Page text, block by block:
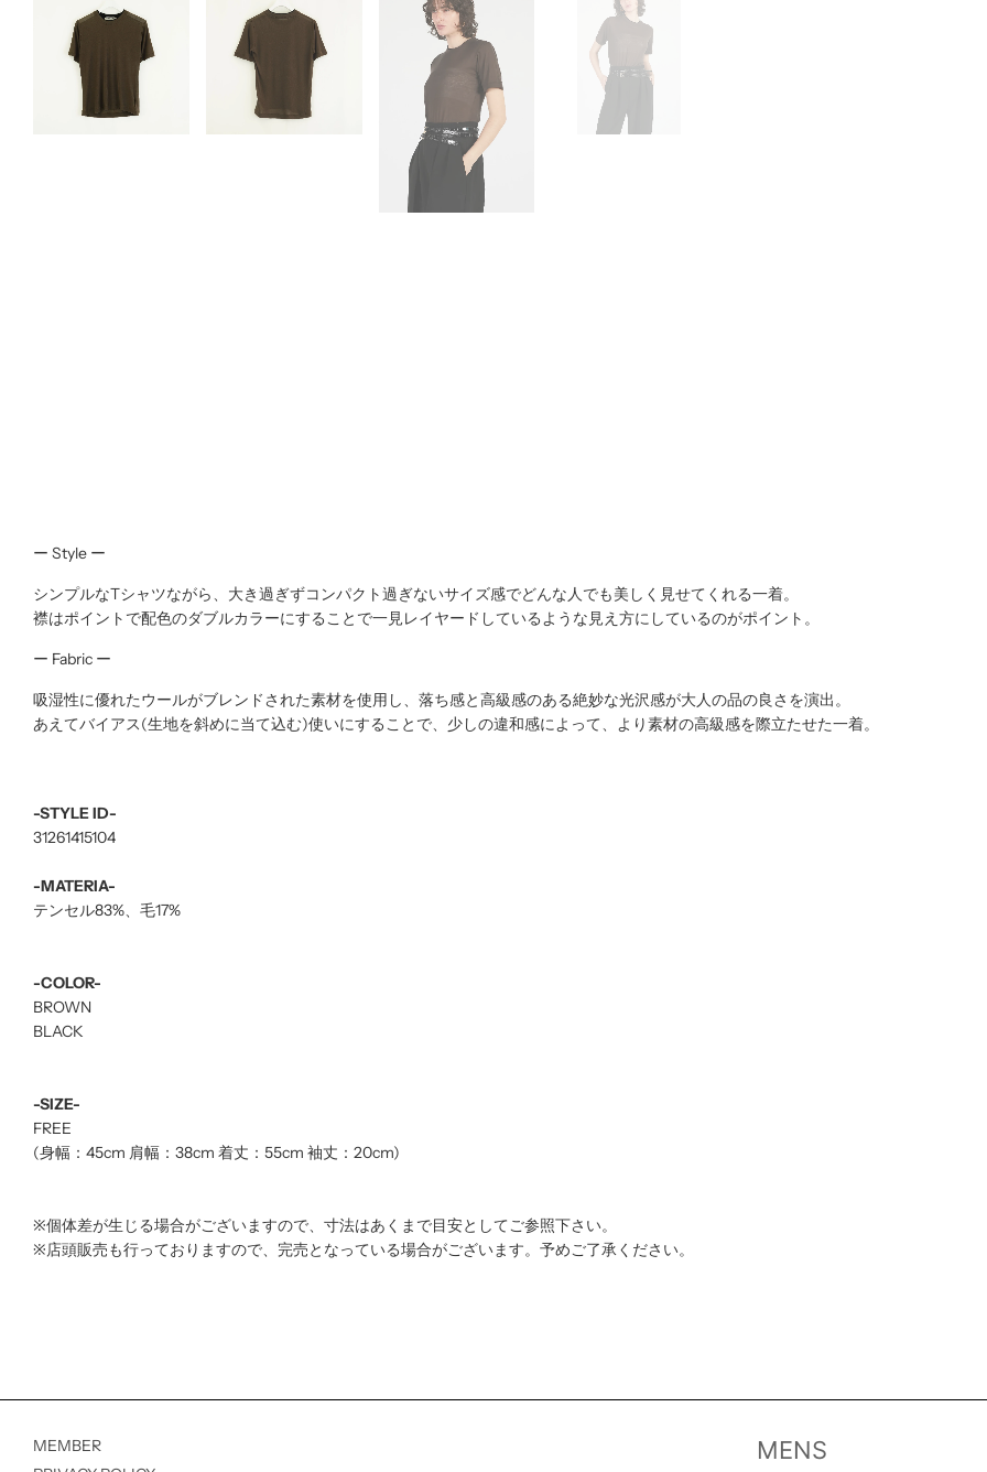
ー Style ー
シンプルなTシャツながら、大き過ぎずコンパクト過ぎないサイズ感でどんな人でも美しく見せてくれる一着。
襟はポイントで配色のダブルカラーにすることで一見レイヤードしているような見え方にしているのがポイント。
ー Fabric ー
吸湿性に優れたウールがブレンドされた素材を使用し、落ち感と高級感のある絶妙な光沢感が大人の品の良さを演出。
あえてバイアス(生地を斜めに当て込む)使いにすることで、少しの違和感によって、より素材の高級感を際立たせた一着。
-STYLE ID-
31261415104
-MATERIA-
テンセル83%、毛17%
-COLOR-
BROWN
BLACK
-SIZE-
FREE
(身幅：45cm 肩幅：38cm 着丈：55cm 袖丈：20cm)
※個体差が生じる場合がございますので、寸法はあくまで目安としてご参照下さい。
※店頭販売も行っておりますので、完売となっている場合がございます。予めご了承ください。
MEMBER
MENS